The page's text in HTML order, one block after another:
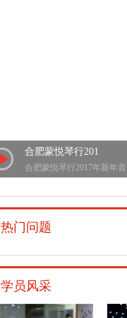
合肥蒙悦琴行201
合肥蒙悦琴行2017年新年音
热门问题
学员风采